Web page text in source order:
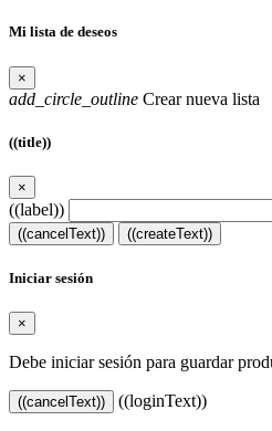
Mi lista de deseos
×
add_circle_outline Crear nueva lista
((title))
×
((label))
((cancelText)) ((createText))
Iniciar sesión
×
Debe iniciar sesión para guardar
((cancelText)) ((loginText))